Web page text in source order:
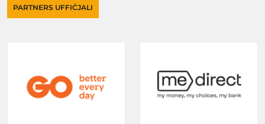
PARTNERS UFFIĊJALI